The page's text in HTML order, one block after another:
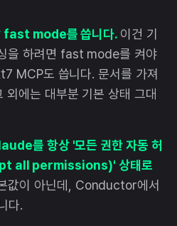
fast mode를 씁니다. 이건 기
을 하려면 fast mode를 켜야
MCP도 씁니다. 문서를 가져
에는 대부분 기본 상태 그대
를 항상 '모든 권한 자동 허
all permissions)' 상태로
값이 아닌데, Conductor에서
다.